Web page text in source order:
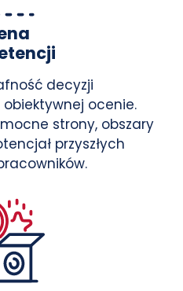
decyzji
ocenie.
strony, obszary
przyszłych